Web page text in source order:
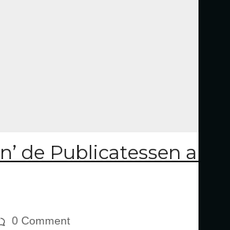
de Publicatessen abre
0 Comment